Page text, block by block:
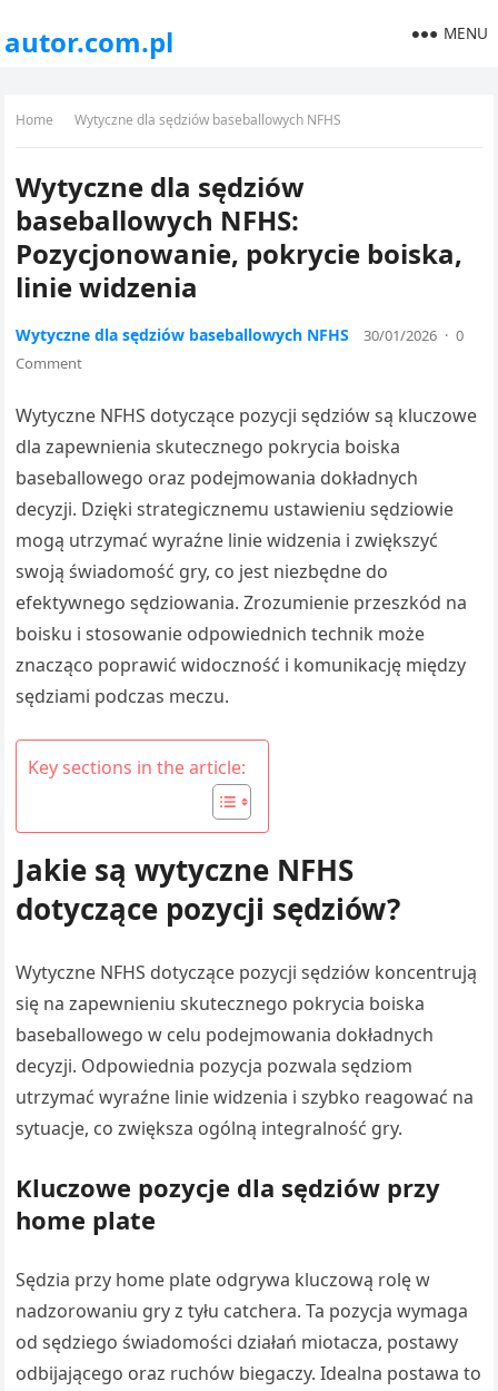
autor.com.pl MENU
Home Wytyczne dla sędziów baseballowych NFHS
Wytyczne dla sędziów
baseballowych NFHS:
Pozycjonowanie, pokrycie boiska,
linie widzenia
Wytyczne dla sędziów baseballowych NFHS 30/01/2026 · 0
Comment
Wytyczne NFHS dotyczące pozycji sędziów są kluczowe
dla zapewnienia skutecznego pokrycia boiska
baseballowego oraz podejmowania dokładnych
decyzji. Dzięki strategicznemu ustawieniu sędziowie
mogą utrzymać wyraźne linie widzenia i zwiększyć
swoją świadomość gry, co jest niezbędne do
efektywnego sędziowania. Zrozumienie przeszkód na
boisku i stosowanie odpowiednich technik może
znacząco poprawić widoczność i komunikację między
sędziami podczas meczu.
Key sections in the article:
Jakie są wytyczne NFHS
dotyczące pozycji sędziów?
Wytyczne NFHS dotyczące pozycji sędziów koncentrują
się na zapewnieniu skutecznego pokrycia boiska
baseballowego w celu podejmowania dokładnych
decyzji. Odpowiednia pozycja pozwala sędziom
utrzymać wyraźne linie widzenia i szybko reagować na
sytuacje, co zwiększa ogólną integralność gry.
Kluczowe pozycje dla sędziów przy
home plate
Sędzia przy home plate odgrywa kluczową rolę w
nadzorowaniu gry z tyłu catchera. Ta pozycja wymaga
od sędziego świadomości działań miotacza, postawy
odbijającego oraz ruchów biegaczy. Idealna postawa to